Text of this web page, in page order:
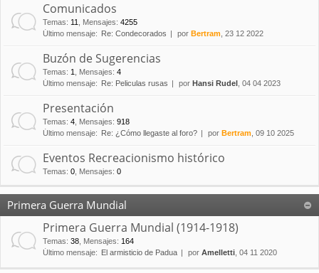
Comunicados
Temas: 11 Mensajes: 4255
Último mensaje:
Re: Condecorados por Bertram , 23 12 2022
Buzón de Sugerencias
Temas: 1 Mensajes: 4
Último mensaje:
Re: Peliculas rusas por Hansi Rudel , 04 04 2023
Presentación
Temas: 4 Mensajes: 918
Último mensaje:
Re: ¿Cómo llegaste al foro? por Bertram , 09 10 2025
Eventos Recreacionismo histórico
Temas: 0 Mensajes: 0
Primera Guerra Mundial
Primera Guerra Mundial (1914-1918)
Temas: 38 Mensajes: 164
Último mensaje:
El armisticio de Padua por Amelletti , 04 11 2020